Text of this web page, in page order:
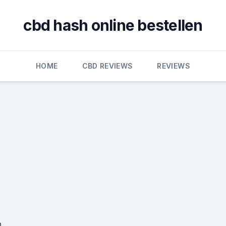
cbd hash online bestellen
HOME CBD REVIEWS REVIEWS